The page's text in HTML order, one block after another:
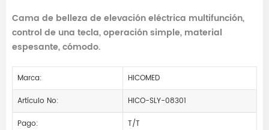
Cama de belleza de elevación eléctrica multifunción,
control de una tecla, operación simple, material
espesante, cómodo.
Marca:
HICOMED
Artículo No:
HICO-SLY-08301
Pago:
T/T